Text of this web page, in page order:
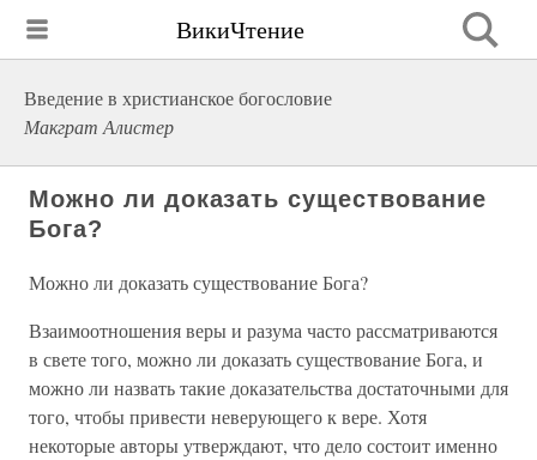
ВикиЧтение
Введение в христианское богословие
Макграт Алистер
Можно ли доказать существование
Бога?
Можно ли доказать существование Бога?
Взаимоотношения веры и разума часто рассматриваются
в свете того, можно ли доказать существование Бога, и
можно ли назвать такие доказательства достаточными для
того, чтобы привести неверующего к вере. Хотя
некоторые авторы утверждают, что дело состоит именно